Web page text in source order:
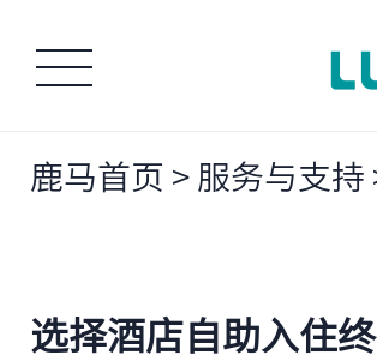
鹿马首页 > 服务与支持
选择酒店自助入住